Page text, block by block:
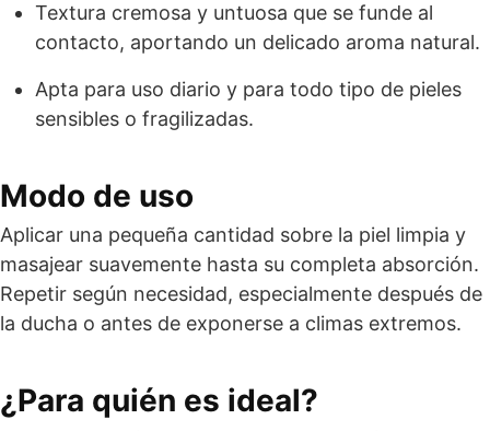
Textura cremosa y untuosa que se funde al
contacto, aportando un delicado aroma natural.
Apta para uso diario y para todo tipo de pieles
sensibles o fragilizadas.
Modo de uso
Aplicar una pequeña cantidad sobre la piel limpia y
masajear suavemente hasta su completa absorción.
Repetir según necesidad, especialmente después de
la ducha o antes de exponerse a climas extremos.
¿Para quién es ideal?